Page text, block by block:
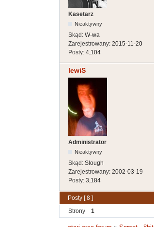
Kasetarz
Nieaktywny
Skąd: W-wa
Zarejestrowany: 2015-11-20
Posty: 4,104
lewiS
Administrator
Nieaktywny
Skąd: Slough
Zarejestrowany: 2002-03-19
Posty: 3,184
Posty [ 8 ]
Strony
1